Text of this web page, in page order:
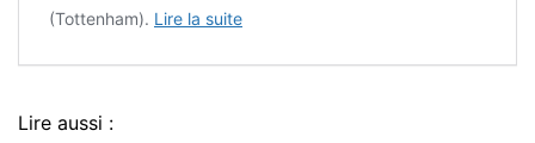
(Tottenham). Lire la suite
Lire aussi :